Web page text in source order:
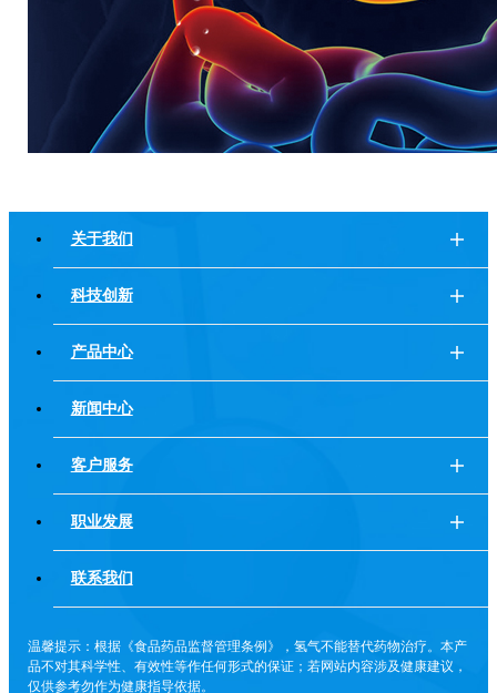
关于我们
科技创新
产品中心
新闻中心
客户服务
职业发展
联系我们
温馨提示：根据《食品药品监督管理条例》，氢气不能替代药物治疗。本产
品不对其科学性、有效性等作任何形式的保证；若网站内容涉及健康建议，
仅供参考勿作为健康指导依据。